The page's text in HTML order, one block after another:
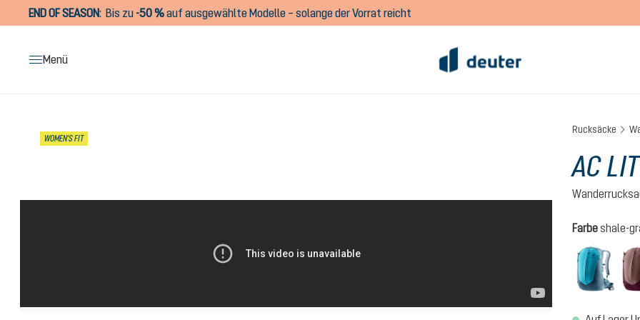
Zur Hauptnavigation springen
END OF SEASON: Bis zu -50 %auf ausgewählte Modelle – solange der Vorrat reicht
Menü
WOMEN'S FIT
Rucksäcke
AC
Farbeshale-